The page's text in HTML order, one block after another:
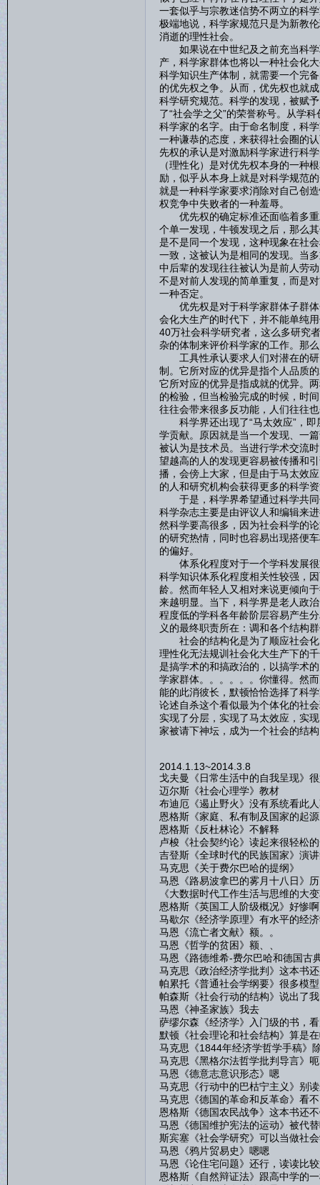
一套似乎与宗教迷信势不两立的科
极端地说，科学家规范只是为新教
消逝的理性社会。
如果说在中世纪及之前充当科学
产，科学家群体也将以一种社会化
科学知识生产体制，就需要一个完
的优先权之争。从而，优先权也就
科学研究规范。科学的发现，被赋
了“社会学之父”的荣誉称号。从学
科学家的名字。由于命名制度，科
一种谦恭的态度，来获得社会圈的
先权的承认是对激励科学家进行科
（理性化）是对优先权本身的一种
励，似乎从本身上就是对科学规范
就是一种科学家要求消除对自己创
权竞争中失败者的一种羞辱。
优先权的确定标准还面临着多重
个单一发现，牛顿发现之后，那么
是不是同一个发现，这种现象在社
一致，这被认为是相同的发现。当
中后辈的发现往往被认为是前人劳
不是对前人发现的简单重复，而是
一种否定。
优先权是对于科学家群体子群体
会化大生产的时代下，并不能单纯
40万社会科学研究者，这么多研究
杂的体制来评价科学家的工作。那
工具性承认要求人们对潜在的研
制。它所对应的优异是指个人品质
它所对应的优异是指成就的优异。
的检验，但当检验完成的时候，时
往往会带来很多反功能，人们往往
科学界还出现了“马太效应”，即
学贡献。原因就是当一个发现、一
被认为是技术员。当进行学术交流
望越高的人的发现更容易被传播和
播，会傍上大家，但是由于马太效
的人和研究机构会获得更多的科学
于是，科学界希望通过科学共同
科学杂志主要是由评议人和编辑来
然科学要高很多，因为社会科学的
的研究热情，同时也容易出现搭便
的偏好。
体系化程度对于一个学科发展很
科学知识体系化程度相关性较强，
龄。然而年轻人又相对来说更倾向
来越明显。当下，科学界是老人政
程度低的学科各年龄阶层容易产生
义的最终职责所在：调和各个结构
社会的结构化是为了顺应社会化
理性化无法规训社会化大生产下的
是搞学术的和搞政治的，以搞学术
学家群体。。。。。。你懂得。然
能的此消彼长，默顿恰恰选择了科
论述自杀这个看似最为个体化的社
实现了分层，实现了马太效应，实
家被请下神坛，成为一个社会的结
2014.1.13~2014.3.8
戈夫曼《日常生活中的自我呈现》
迈尔斯《社会心理学》教材
布迪厄《遏止野火》没有系统看此
恩格斯《家庭、私有制及国家的起
恩格斯《反杜林论》不解释
卢梭《社会契约论》读起来很轻松
吉登斯《全球时代的民族国家》演
马克思《关于费尔巴哈的提纲》
马恩《路易波拿巴的雾月十八日》
《大数据时代工作生活与思维的大
恩格斯《英国工人阶级概况》好惨啊
马歇尔《经济学原理》有水平的经
马恩《流亡者文献》额。。
马恩《哲学的贫困》额、、
马恩《路德维希-费尔巴哈和德国古典
马克思《政治经济学批判》这本书
帕累托《普通社会学纲要》很多模
帕森斯《社会行动的结构》说出了
马恩《神圣家族》我去
萨缪尔森《经济学》入门级的书，
默顿《社会理论和社会结构》算是
马克思《1844年经济学哲学手稿》
马克思《黑格尔法哲学批判导言》
马恩《德意志意识形态》嗯
马克思《行动中的巴枯宁主义》别
马克思《德国的革命和反革命》看
恩格斯《德国农民战争》这本书还
马恩《德国维护宪法的运动》被代
斯宾塞《社会学研究》可以当做社
马恩《鸦片贸易史》嗯嗯
马恩《论住宅问题》还行，读读比
恩格斯《自然辩证法》跟高中学的